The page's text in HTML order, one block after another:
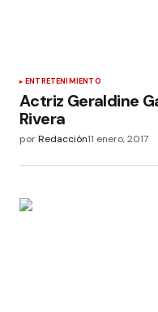
ENTRETENIMIENTO
Actriz Geraldine
Rivera
porRedacción11 enero, 2017